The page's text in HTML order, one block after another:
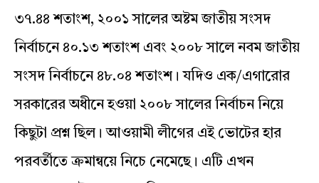
৩৭.৪৪ শতাংশ, ২০০১ সালের অষ্টম জাতীয় সংসদ
নির্বাচনে ৪০.১৩ শতাংশ এবং ২০০৮ সালে নবম জাতীয়
সংসদ নির্বাচনে ৪৮.০৪ শতাংশ। যদিও এক/এগারোর
সরকারের অধীনে হওয়া ২০০৮ সালের নির্বাচন নিয়ে
কিছুটা প্রশ্ন ছিল। আওয়ামী লীগের এই ভোটের হার
পরবর্তীতে ক্রমান্বয়ে নিচে নেমেছে। এটি এখন